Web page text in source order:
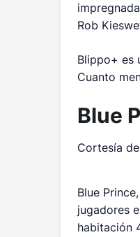
Rob
Blippo+ es
Cuanto
Blue
Cortesía
Blue Prince
jugadores
habitación